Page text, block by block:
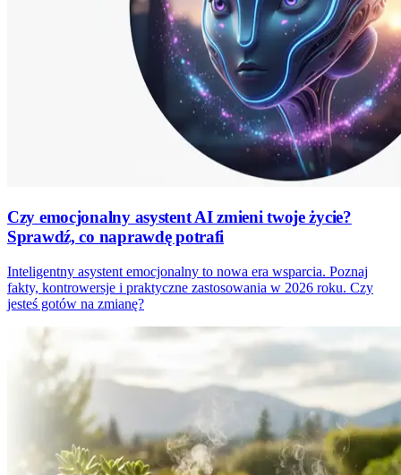
Czy emocjonalny asystent AI zmieni twoje życie?
Sprawdź, co naprawdę potrafi
Inteligentny asystent emocjonalny to nowa era wsparcia. Poznaj
fakty, kontrowersje i praktyczne zastosowania w 2026 roku. Czy
jesteś gotów na zmianę?